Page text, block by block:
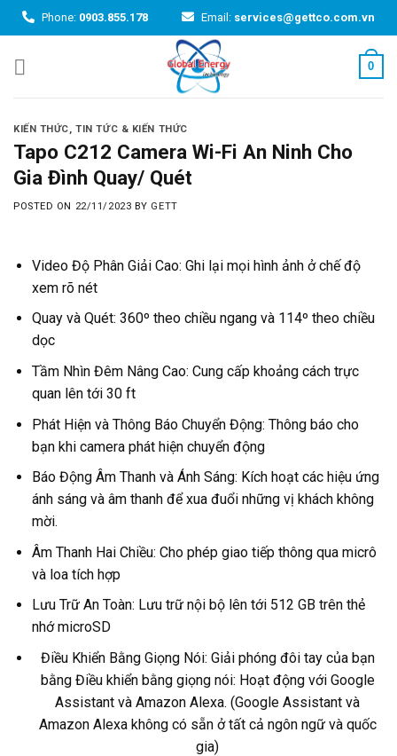
Skip
to
content
Phone: 0903.855.178 Email: services@gettco.com.vn
0
KIẾN THỨC,TIN TỨC & KIẾN THỨC
Tapo C212 Camera Wi-Fi An Ninh Cho
Gia Đình Quay/ Quét
POSTED ON 22/11/2023 BY GETT
Video Độ Phân Giải Cao: Ghi lại mọi hình ảnh ở chế độ
xem rõ nét
Quay và Quét: 360º theo chiều ngang và 114º theo chiều
dọc
Tầm Nhìn Đêm Nâng Cao: Cung cấp khoảng cách trực
quan lên tới 30 ft
Phát Hiện và Thông Báo Chuyển Động: Thông báo cho
bạn khi camera phát hiện chuyển động
Báo Động Âm Thanh và Ánh Sáng: Kích hoạt các hiệu ứng
ánh sáng và âm thanh để xua đuổi những vị khách không
mời.
Âm Thanh Hai Chiều: Cho phép giao tiếp thông qua micrô
và loa tích hợp
Lưu Trữ An Toàn: Lưu trữ nội bộ lên tới 512 GB trên thẻ
nhớ microSD
Điều Khiển Bằng Giọng Nói: Giải phóng đôi tay của bạn
bằng Điều khiển bằng giọng nói: Hoạt động với Google
Assistant và Amazon Alexa. (Google Assistant và
Amazon Alexa không có sẵn ở tất cả ngôn ngữ và quốc
gia)